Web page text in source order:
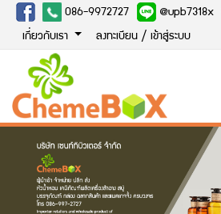
086-9972727 @upb7318x
เกี่ยวกับเรา ลงทะเบียน / เข้าสู่ระบบ